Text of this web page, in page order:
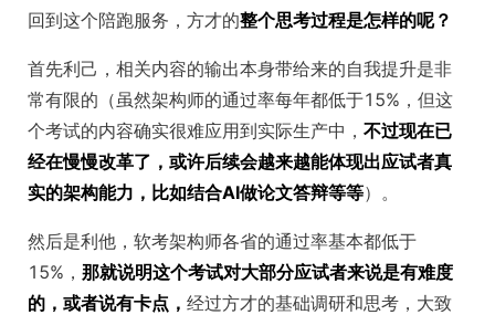
回到这个陪跑服务，方才的整个思考过程是怎样的呢？
首先利己，相关内容的输出本身带给来的自我提升是非
常有限的（虽然架构师的通过率每年都低于15%，但这
个考试的内容确实很难应用到实际生产中， 不过现在已
经在慢慢改革了，或许后续会越来越能体现出应试者真
实的架构能力，比如结合AI做论文答辩等等）。
然后是利他，软考架构师各省的通过率基本都低于
15%， 那就说明这个考试对大部分应试者来说是有难度
的，或者说有卡点， 经过方才的基础调研和思考，大致